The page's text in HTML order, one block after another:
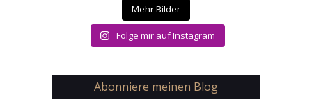
Mehr Bilder
Folge mir auf Instagram
Abonniere meinen Blog